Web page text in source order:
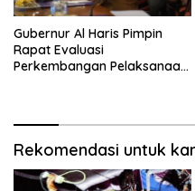
Gubernur Al Haris Pimpin
Rapat Evaluasi
Perkembangan Pelaksanaan
Rekomendasi untuk